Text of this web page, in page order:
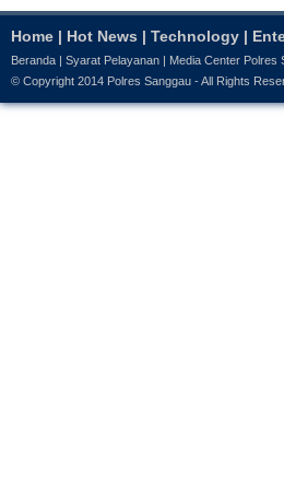
Home | Hot News | Technology |
Beranda Syarat Pelayanan Media Center Polres
© Copyright 2014 Polres Sanggau - All Rights